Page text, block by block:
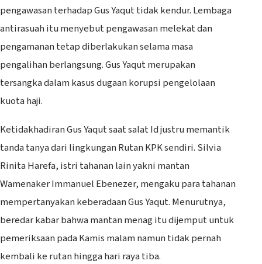
pengawasan terhadap Gus Yaqut tidak kendur. Lembaga
antirasuah itu menyebut pengawasan melekat dan
pengamanan tetap diberlakukan selama masa
pengalihan berlangsung. Gus Yaqut merupakan
tersangka dalam kasus dugaan korupsi pengelolaan
kuota haji.
Ketidakhadiran Gus Yaqut saat salat Id justru memantik
tanda tanya dari lingkungan Rutan KPK sendiri. Silvia
Rinita Harefa, istri tahanan lain yakni mantan
Wamenaker Immanuel Ebenezer, mengaku para tahanan
mempertanyakan keberadaan Gus Yaqut. Menurutnya,
beredar kabar bahwa mantan menag itu dijemput untuk
pemeriksaan pada Kamis malam namun tidak pernah
kembali ke rutan hingga hari raya tiba.